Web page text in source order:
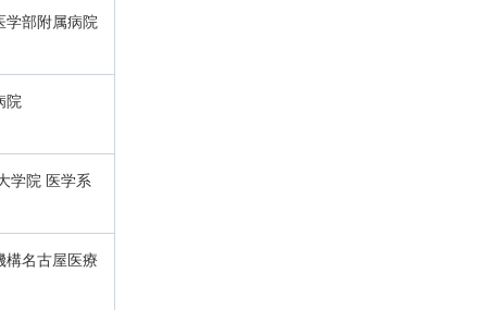
学部附属病院
院
学院 医学系
構名古屋医療